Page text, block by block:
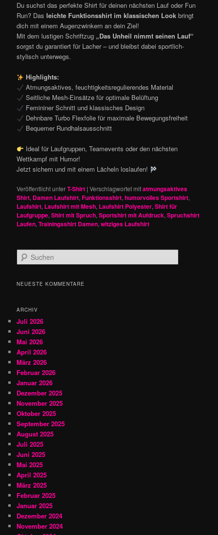
Du suchst das perfekte Shirt für deinen nächsten Lauf oder Fun
Run? Das leichte Funktionsshirt im klassischen Look bringt
dich mit einem Augenzwinkern an dein Ziel!
Mit dem lustigen Schriftzug „Das Unheil nimmt seinen Lauf“
sorgst du garantiert für Lacher – und bleibst dabei sportlich-
stylisch unterwegs.
Highlights:
Atmungsaktives, feuchtigkeitsregulierendes Material
Seitliche Mesh-Einsätze für optimale Belüftung
Femininer Schnitt und klassisches Design
Dehnbare Turbo Flexfolie für maximale Bewegungsfreiheit
Bequemer Rundhalsausschnitt
Ideal für Laufgruppen, Teamevents oder den nächsten
Wettkampf mit Humor!
Jetzt sichern und mit einem Lächeln loslaufen!
Veröffentlicht unterT-Shirt |Verschlagwortet mitatmungsaktives
Shirt, Damen Laufshirt,Funktionsshirt,humorvolles Sportshirt,
Laufshirt, Laufshirt mit Mesh, Laufshirt Polyester,Shirt für
Laufgruppe,Shirt mit Spruch,Sportshirt mit Aufdruck,Spruchshirt
Laufen,Trainingsshirt Damen,witziges Laufshirt
u
h
NEUESTE KOMMENTARE
ARCHIV
Juli 2026
Juni 2026
Mai 2026
April 2026
März 2026
Februar 2026
Januar 2026
Dezember 2025
November 2025
Oktober 2025
September 2025
August 2025
Juli 2025
Juni 2025
Mai 2025
April 2025
März 2025
Februar 2025
Januar 2025
Dezember 2024
November 2024